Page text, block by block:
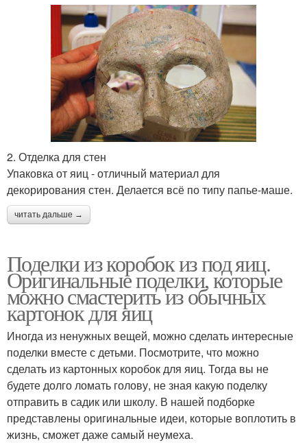
2. Отделка для стен
Упаковка от яиц - отличный материал для
декорирования стен. Делается всё по типу папье-маше.
читать дальше →
Поделки из коробок из под яиц.
Оригинальные поделки, которые
можно смастерить из обычных
картонок для яиц
Иногда из ненужных вещей, можно сделать интересные
поделки вместе с детьми. Посмотрите, что можно
сделать из картонных коробок для яиц. Тогда вы не
будете долго ломать голову, не зная какую поделку
отправить в садик или школу. В нашей подборке
представлены оригинальные идеи, которые воплотить в
жизнь, сможет даже самый неумеха.